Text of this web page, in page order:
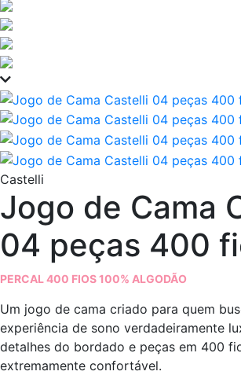
Castelli
Jogo de Cama
04 peças 400
PERCAL 400 FIOS 100% ALGODÃO
Um jogo de cama criado para quem
experiência de sono verdadeiramente
detalhes do bordado e peças em 400
extremamente confortável.